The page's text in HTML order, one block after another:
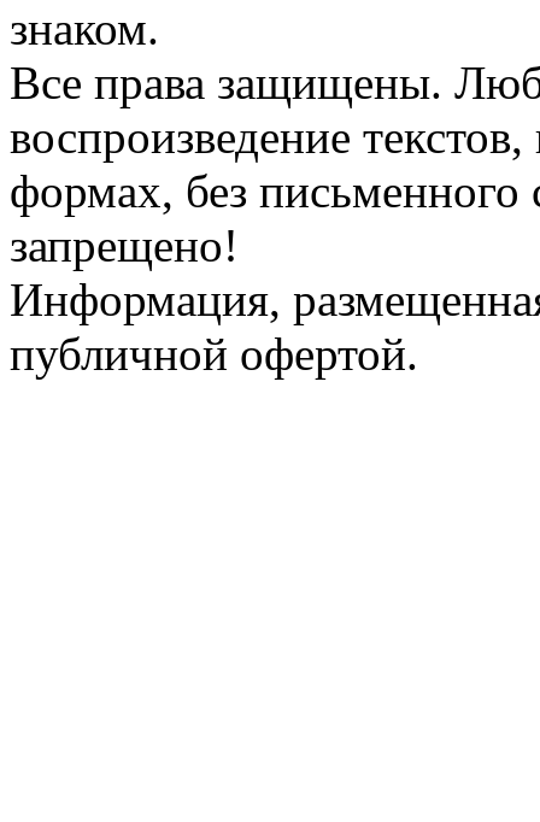
знаком.
Все права защищены.
воспроизведение
формах, без письменного
запрещено!
Информация,
публичной офертой.